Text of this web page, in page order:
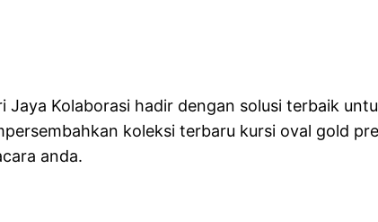
Kolaborasi hadir dengan solusi terbaik
koleksi terbaru kursi oval gold
anda.